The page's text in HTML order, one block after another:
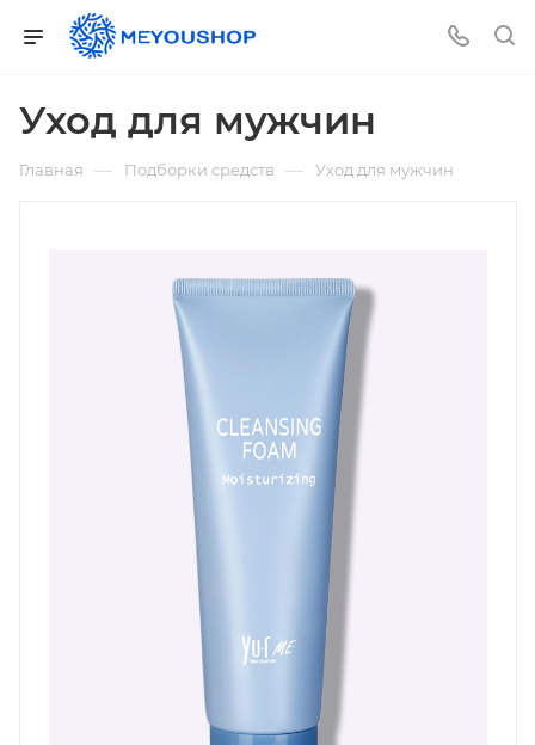
Уход для мужчин
Главная — Подборки средств — Уход для мужчин